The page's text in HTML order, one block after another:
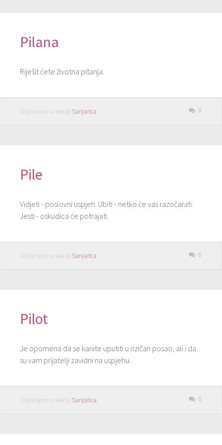
Pilana
Riješit ćete životna pitanja.
Objavljeno u sekciji Sanjarica 0
Pile
Vidjeti - poslovni uspjeh. Ubiti - netko će vas razočarati.
Jesti - oskudica će potrajati.
Objavljeno u sekciji Sanjarica 0
Pilot
Je opomena da se kanite uputiti u rizičan posao, ali i da
su vam prijatelji zavidni na uspjehu.
Objavljeno u sekciji Sanjarica 0